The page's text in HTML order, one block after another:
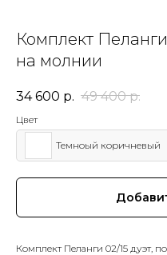
Комплект
на молнии
34 600 р. 49 400 р.
Цвет
Темноый коричневый
Комплект Пеланги 02/15 дуэт,